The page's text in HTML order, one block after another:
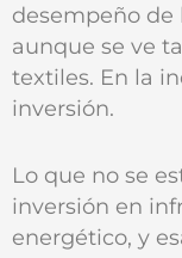
desempeño de
aunque se ve
textiles. En la
inversión.
Lo que no se
inversión en
energético, y